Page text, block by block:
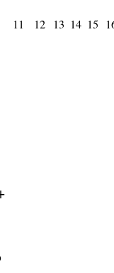
11 agosto
12agosto
13 agosto
14agosto
15